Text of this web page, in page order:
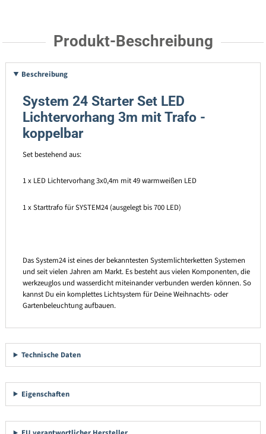
Produkt-Beschreibung
Beschreibung
System 24 Starter Set LED
Lichtervorhang 3m mit Trafo -
koppelbar
Set bestehend aus:
1 x LED Lichtervorhang 3x0,4m mit 49 warmweißen LED
1 x Starttrafo für SYSTEM24 (ausgelegt bis 700 LED)
Das System24 ist eines der bekanntesten Systemlichterketten Systemen
und seit vielen Jahren am Markt. Es besteht aus vielen Komponenten, die
werkzeuglos und wasserdicht miteinander verbunden werden können. So
kannst Du ein komplettes Lichtsystem für Deine Weihnachts- oder
Gartenbeleuchtung aufbauen.
Technische Daten
Eigenschaften